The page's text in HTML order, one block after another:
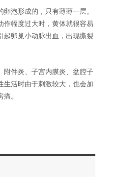
泡形成的，只有薄薄一层。
作幅度过大时，黄体就很容易
起卵巢小动脉出血，出现撕裂
附件炎、子宫内膜炎、盆腔子
生活时由于刺激较大，也会加
。